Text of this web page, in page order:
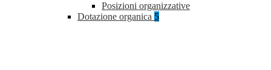
Posizioni organizzative
Dotazione organica 5